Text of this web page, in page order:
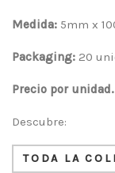
Medida: 5mm x
Packaging: 20
Precio por unidad.
Descubre:
TODA LA